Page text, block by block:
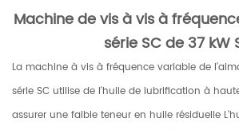
Machine de vis à vis à
série SC de 37 kW
La machine à vis à fréquence variable de
série SC utilise de l'huile de lubrification à
assurer une faible teneur en huile résiduelle